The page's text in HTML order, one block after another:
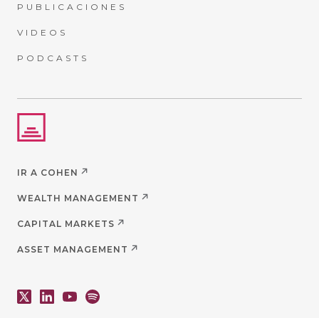
PUBLICACIONES
VIDEOS
PODCASTS
IR A COHEN
WEALTH MANAGEMENT
CAPITAL MARKETS
ASSET MANAGEMENT